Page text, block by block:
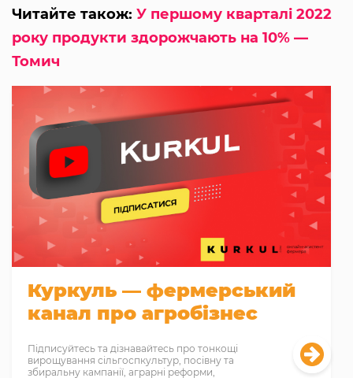
Читайте також: У першому кварталі 2022
року продукти здорожчають на 10% —
Томич
Куркуль — фермерський
канал про агробізнес
Підписуйтесь та дізнавайтесь про тонкощі
вирощування сільгоспкультур, посівну та
збиральну кампанії, аграрні реформи,